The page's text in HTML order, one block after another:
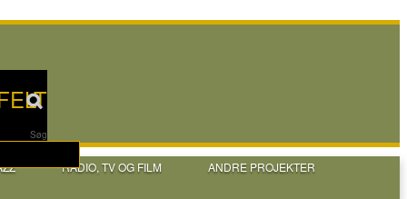
Søg
RADIO, TV OG FILM
ANDRE PROJEKTER